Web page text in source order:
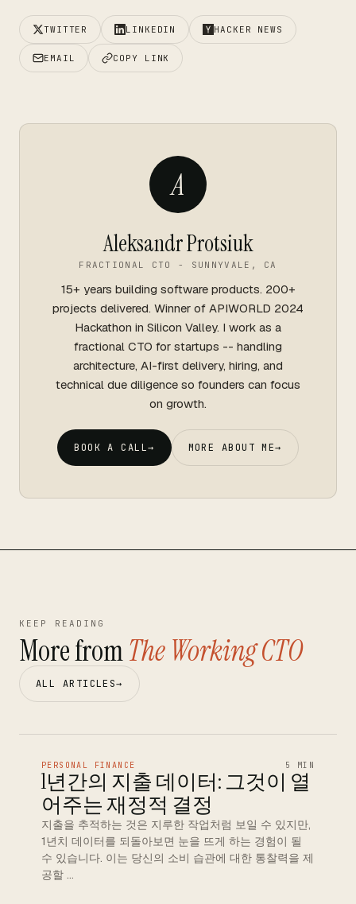
TWITTER LINKEDIN HACKER NEWS
EMAIL COPY LINK
A
Aleksandr Protsiuk
FRACTIONAL CTO - SUNNYVALE, CA
15+ years building software products. 200+
projects delivered. Winner of APIWORLD 2024
Hackathon in Silicon Valley. I work as a
fractional CTO for startups -- handling
architecture, AI-first delivery, hiring, and
technical due diligence so founders can focus
on growth.
BOOK A CALL→ MORE ABOUT ME→
KEEP READING
More fromThe Working CTO
ALL ARTICLES→
PERSONAL FINANCE 5 MIN
1년간의 지출 데이터: 그것이 열
어주는 재정적 결정
지출을 추적하는 것은 지루한 작업처럼 보일 수 있지만,
1년치 데이터를 되돌아보면 눈을 뜨게 하는 경험이 될
수 있습니다. 이는 당신의 소비 습관에 대한 통찰력을 제
공할 …